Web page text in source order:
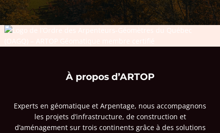
À propos d’ARTOP
Experts en géomatique et Arpentage, nous accompagnons
les projets d’infrastructure, de construction et
d’aménagement sur trois continents grâce à des solutions